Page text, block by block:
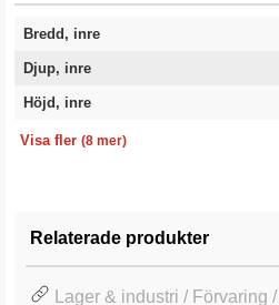
Bredd, inre
Djup, inre
Höjd, inre
Visa fler (8 mer)
Relaterade produkter
Lager & industri / Förvaring /